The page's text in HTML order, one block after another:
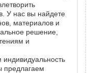
У нас вы найдете
материалов и
решение,
и
предлагаем